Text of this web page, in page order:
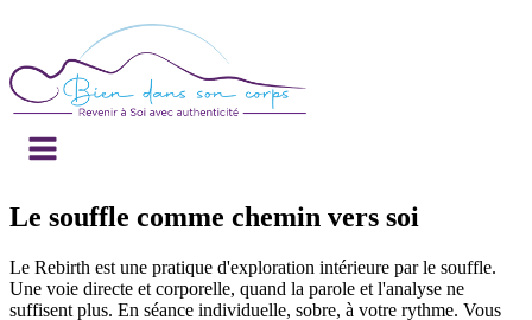
Le souffle comme chemin vers soi
Le Rebirth est une pratique d'exploration intérieure par le souffle.
Une voie directe et corporelle, quand la parole et l'analyse ne
suffisent plus. En séance individuelle, sobre, à votre rythme. Vous